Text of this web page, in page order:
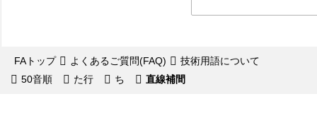
FAトップ よくあるご質問(FAQ)
技術用語について
50音順
た行 ち 直線補間